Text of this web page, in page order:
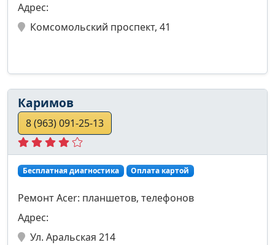
Адрес:
Комсомольский проспект, 41
Каримов
8 (963) 091-25-13
Бесплатная диагностика Оплата картой
Ремонт Acer: планшетов, телефонов
Адрес:
Ул. Аральская 214